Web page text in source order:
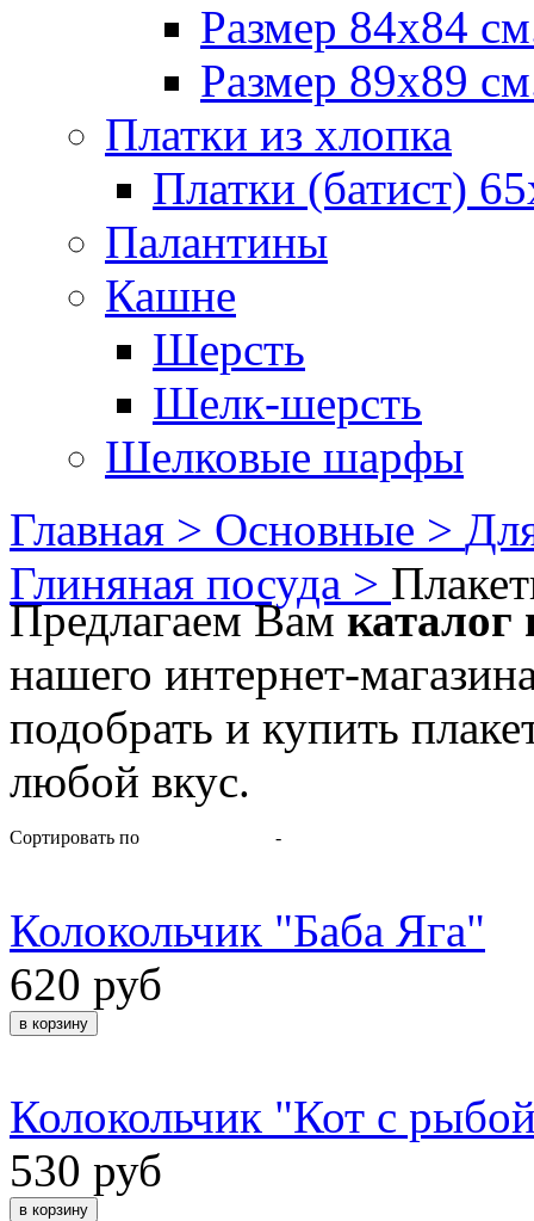
Размер 84х84
Размер 89х89
Платки из хлопка
Платки (батист)
Палантины
Кашне
Шерсть
Шелк-шерсть
Шелковые шарфы
Главная > Основные >
Глиняная посуда >
Предлагаем Вамкаталог
нашего интернет-
подобрать и купить
любой вкус.
Сортировать по -
Колокольчик "Баба Яга"
620 руб
Колокольчик "Кот с
530 руб